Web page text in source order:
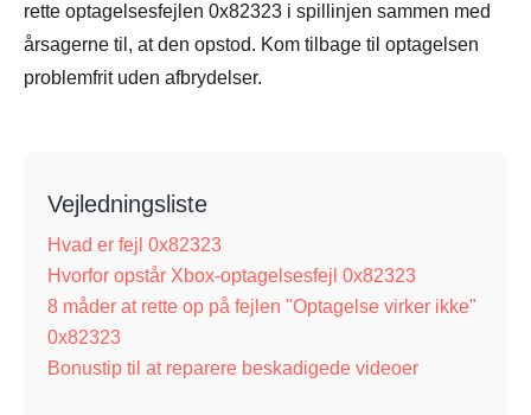
rette optagelsesfejlen 0x82323 i spillinjen sammen med
årsagerne til, at den opstod. Kom tilbage til optagelsen
problemfrit uden afbrydelser.
Vejledningsliste
Hvad er fejl 0x82323
Hvorfor opstår Xbox-optagelsesfejl 0x82323
8 måder at rette op på fejlen "Optagelse virker ikke"
0x82323
Bonustip til at reparere beskadigede videoer